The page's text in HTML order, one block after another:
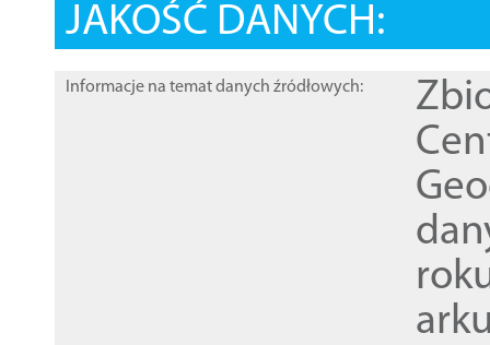
JAKOŚĆ DANYCH:
Informacje na temat danych źródłowych: